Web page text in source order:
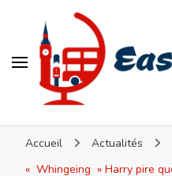
Accueil
Actualités
« Whingeing » Harry pire